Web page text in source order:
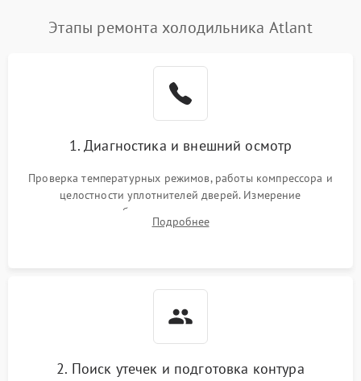
Этапы ремонта холодильника Atlant
1. Диагностика и внешний осмотр
Проверка температурных режимов, работы компрессора и
целостности уплотнителей дверей. Измерение
сопротивления обмоток мотора, проверка термостата и
считывание кодов ошибок с электронного дисплея.
Подробнее
2. Поиск утечек и подготовка контура